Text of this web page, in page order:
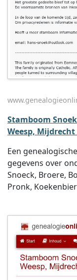
Stamboom
Weesp,
Een
gegevens over
Snoeck, Broere,
Pronk,